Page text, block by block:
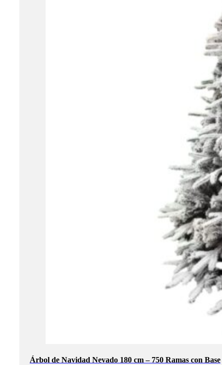
Árbol de Navidad Nevado 180 cm – 750 Ramas con Base